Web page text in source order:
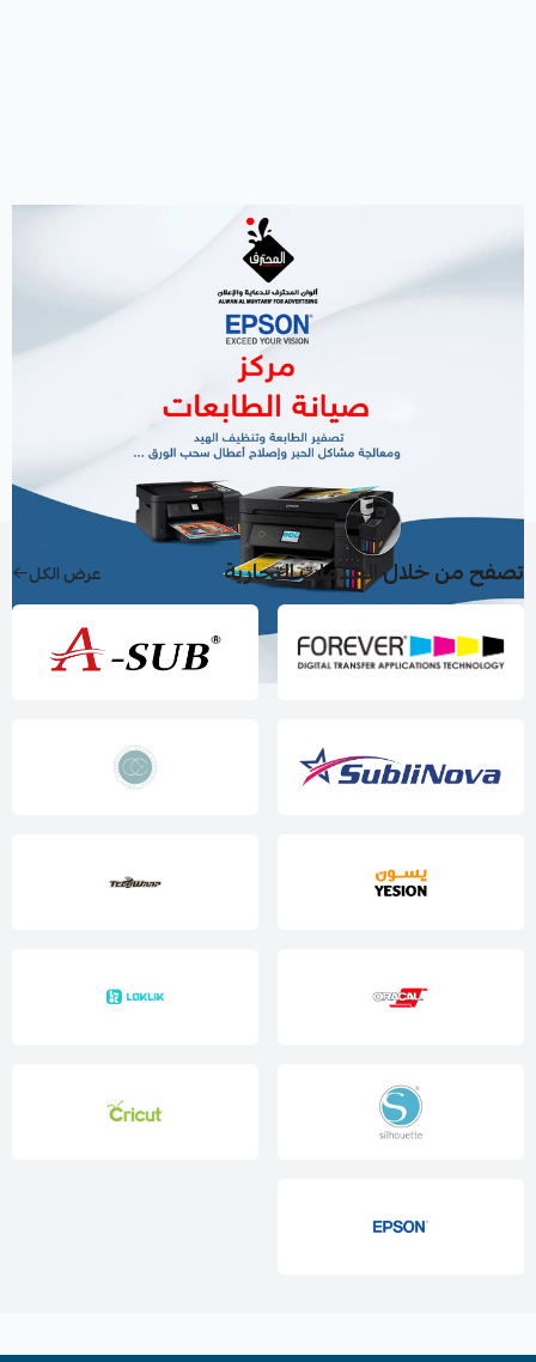
تصفح من خلال العلامات التجارية عرض الكل